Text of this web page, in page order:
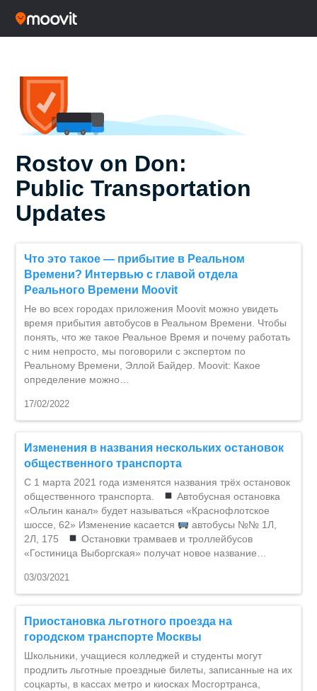
Rostov on Don:
Public Transportation
Updates
Что это такое — прибытие в Реальном
Времени? Интервью с главой отдела
Реального Времени Moovit
Не во всех городах приложения Moovit можно увидеть
время прибытия автобусов в Реальном Времени. Чтобы
понять, что же такое Реальное Время и почему работать
с ним непросто, мы поговорили с экспертом по
Реальному Времени, Эллой Байдер. Moovit: Какое
определение можно…
17/02/2022
Изменения в названия нескольких остановок
общественного транспорта
С 1 марта 2021 года изменятся названия трёх остановок
общественного транспорта.
Автобусная остановка
«Ольгин канал» будет называться «Краснофлотское
шоссе, 62» Изменение касается
автобусы №№ 1Л,
2Л, 175
Остановки трамваев и троллейбусов
«Гостиница Выборгская» получат новое название…
03/03/2021
Приостановка льготного проезда на
городском транспорте Москвы
Школьники, учащиеся колледжей и студенты могут
продлить льготные проездные билеты, записанные на их
соцкарты, в кассах метро и киосках Мосгортранса,